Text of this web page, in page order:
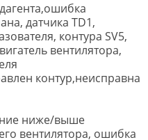
датчика TD1,
контура SV5,
вентилятора,
контур,неисправна
ниже/выше
вентилятора, ошибка